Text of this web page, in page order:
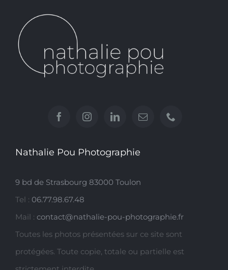
Nathalie Pou Photographie
9 bd de Strasbourg 83000 Toulon
Tel : 06.77.98.67.48
Mail : contact@nathalie-pou-photographie.fr
Toutes les photos présentées sur ce site sont
protégées. Toute copie, totale ou partielle est